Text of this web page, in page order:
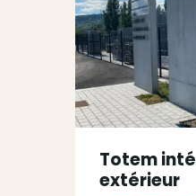
Totem
extérieur